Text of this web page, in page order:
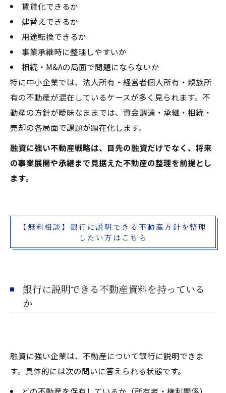
賃貸化できるか
建替えできるか
用途転換できるか
事業承継時に整理しやすいか
相続・M&Aの局面で問題にならないか
特に中小企業では、法人所有・経営者個人所有・親族所
有の不動産が混在しているケースが多く見られます。不
動産の方針が曖昧なままでは、資金調達・承継・相続・
売却の各局面で課題が顕在化します。
融資に強い不動産戦略は、目先の融資だけでなく、将来
の事業展開や承継まで見据えた不動産の整理を前提とし
ます。
【無料相談】銀行に説明できる不動産方針を整理
したい方はこちら
銀行に説明できる不動産資料を持っている
か
融資に強い企業は、不動産について銀行に説明できま
す。具体的には次の問いに答えられる状態です。